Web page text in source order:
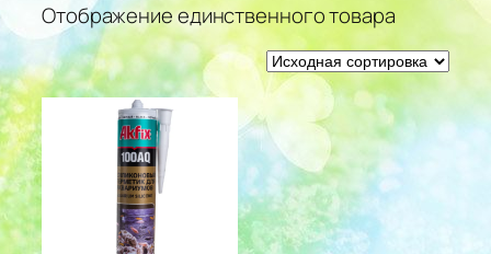
Отображение единственного товара